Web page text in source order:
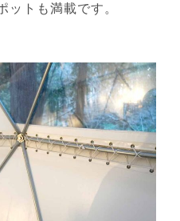
ットも満載です。